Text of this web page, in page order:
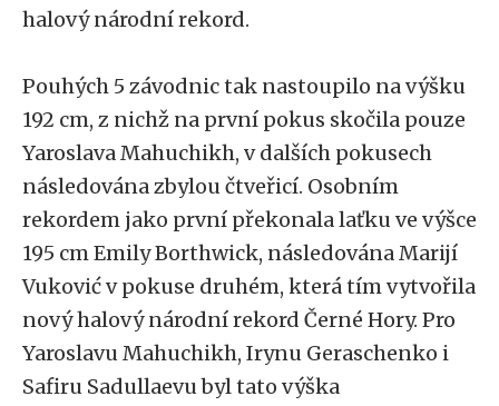
halový národní rekord.
Pouhých 5 závodnic tak nastoupilo na výšku
192 cm, z nichž na první pokus skočila pouze
Yaroslava Mahuchikh, v dalších pokusech
následována zbylou čtveřicí. Osobním
rekordem jako první překonala laťku ve výšce
195 cm Emily Borthwick, následována Marijí
Vuković v pokuse druhém, která tím vytvořila
nový halový národní rekord Černé Hory. Pro
Yaroslavu Mahuchikh, Irynu Geraschenko i
Safiru Sadullaevu byl tato výška